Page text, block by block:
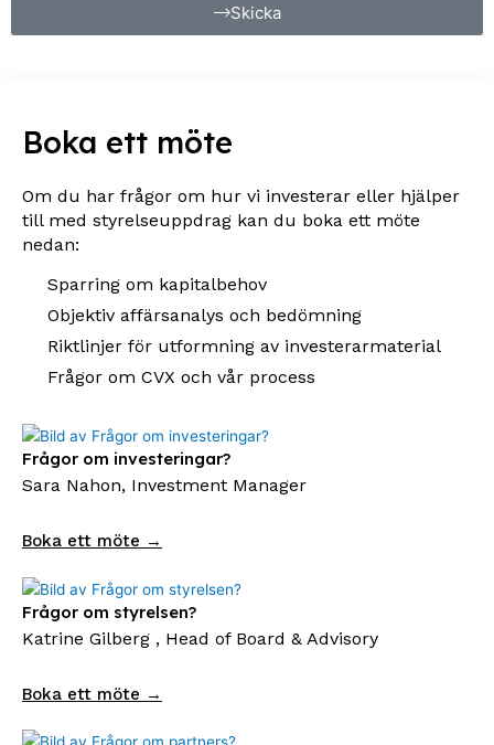
Skicka
Boka ett möte
Om du har frågor om hur vi investerar eller hjälper
till med styrelseuppdrag kan du boka ett möte
nedan:
Sparring om kapitalbehov
Objektiv affärsanalys och bedömning
Riktlinjer för utformning av investerarmaterial
Frågor om CVX och vår process
Frågor om investeringar?
Sara Nahon, Investment Manager
Boka ett möte →
Frågor om styrelsen?
Katrine Gilberg , Head of Board & Advisory
Boka ett möte →